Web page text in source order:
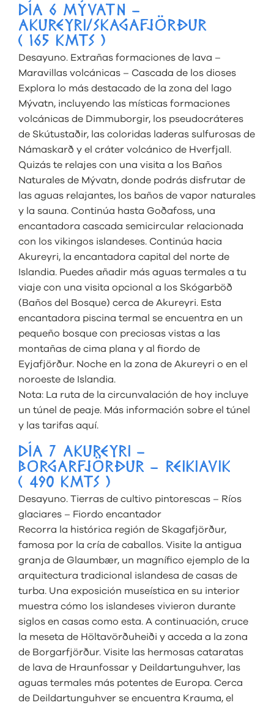
DÍA 6 MÝVATN –
AKUREYRI/SKAGAFJÖRÐUR
( 165 KMTS )
Desayuno. Extrañas formaciones de lava –
Maravillas volcánicas – Cascada de los dioses
Explora lo más destacado de la zona del lago
Mývatn, incluyendo las místicas formaciones
volcánicas de Dimmuborgir, los pseudocráteres
de Skútustaðir, las coloridas laderas sulfurosas de
Námaskarð y el cráter volcánico de Hverfjall.
Quizás te relajes con una visita a los Baños
Naturales de Mývatn, donde podrás disfrutar de
las aguas relajantes, los baños de vapor naturales
y la sauna. Continúa hasta Goðafoss, una
encantadora cascada semicircular relacionada
con los vikingos islandeses. Continúa hacia
Akureyri, la encantadora capital del norte de
Islandia. Puedes añadir más aguas termales a tu
viaje con una visita opcional a los Skógarböð
(Baños del Bosque) cerca de Akureyri. Esta
encantadora piscina termal se encuentra en un
pequeño bosque con preciosas vistas a las
montañas de cima plana y al fiordo de
Eyjafjörður. Noche en la zona de Akureyri o en el
noroeste de Islandia.
Nota: La ruta de la circunvalación de hoy incluye
un túnel de peaje. Más información sobre el túnel
y las tarifas aquí.
DÍA 7 AKUREYRI –
BORGARFJÖRÐUR – REIKIAVIK
( 490 KMTS )
Desayuno. Tierras de cultivo pintorescas – Ríos
glaciares – Fiordo encantador
Recorra la histórica región de Skagafjörður,
famosa por la cría de caballos. Visite la antigua
granja de Glaumbær, un magnífico ejemplo de la
arquitectura tradicional islandesa de casas de
turba. Una exposición museística en su interior
muestra cómo los islandeses vivieron durante
siglos en casas como esta. A continuación, cruce
la meseta de Höltavörðuheiði y acceda a la zona
de Borgarfjörður. Visite las hermosas cataratas
de lava de Hraunfossar y Deildartunguhver, las
aguas termales más potentes de Europa. Cerca
de Deildartunguhver se encuentra Krauma, el